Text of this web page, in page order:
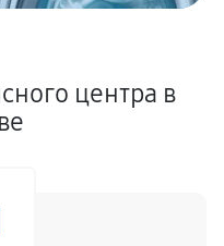
центра в